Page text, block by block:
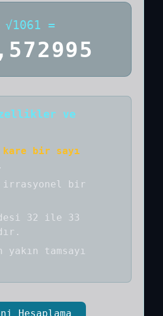
√1061 =
ve
kare bir sayı
.
irrasyonel bir
32 ile 33
yakın tamsayı
Hesaplama